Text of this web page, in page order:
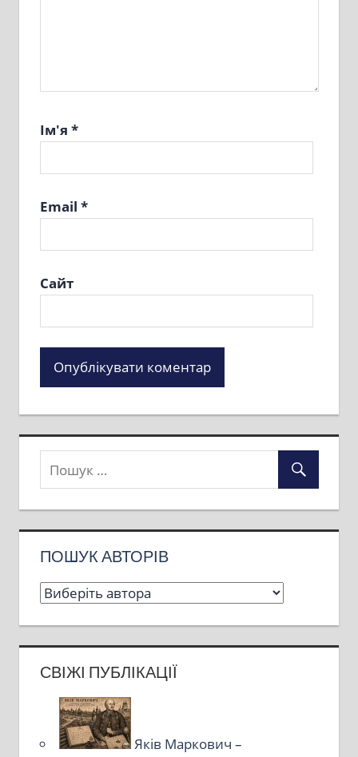
Ім'я *
Email *
Сайт
ПОШУК АВТОРІВ
СВІЖІ ПУБЛІКАЦІЇ
Яків Маркович –